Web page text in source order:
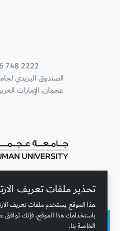
تحذير ملفات تعريف
هذا الموقع يستخدم ملفات تعريف
باستخدامك هذا الموقع، فإنك
الخاصة بنا.
748 2222
الصندوق البريدي
عجمان، الإمارات
تواصل